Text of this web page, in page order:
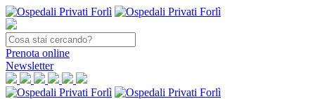
Prenota online
Newsletter